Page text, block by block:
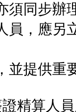
同步辦
，應另
提供重
精算人